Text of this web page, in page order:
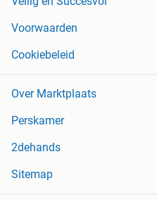
Voorwaarden
Cookiebeleid
Over Marktplaats
Perskamer
2dehands
Sitemap